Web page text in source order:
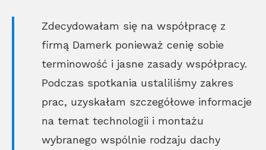
Zdecydowałam się na współpracę z
firmą Damerk ponieważ cenię sobie
terminowość i jasne zasady współpracy.
Podczas spotkania ustaliliśmy zakres
prac, uzyskałam szczegółowe informacje
na temat technologii i montażu
wybranego wspólnie rodzaju dachy